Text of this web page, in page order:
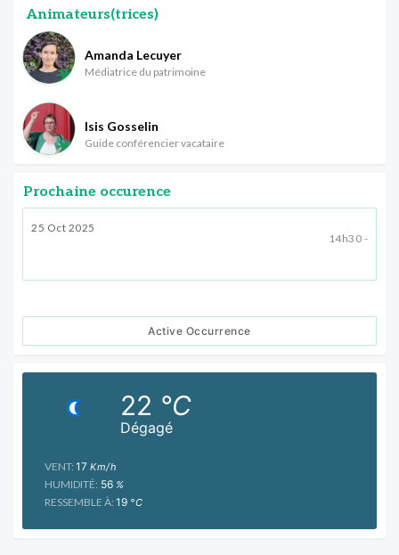
Animateurs(trices)
Amanda Lecuyer
Médiatrice du patrimoine
Isis Gosselin
Guide conférencier vacataire
Prochaine occurence
25 Oct 2025
14h30 -
Active Occurrence
Dégagé
22 °C
VENT: 17 Km/h
HUMIDITÉ: 56 %
RESSEMBLE À: 19 °C